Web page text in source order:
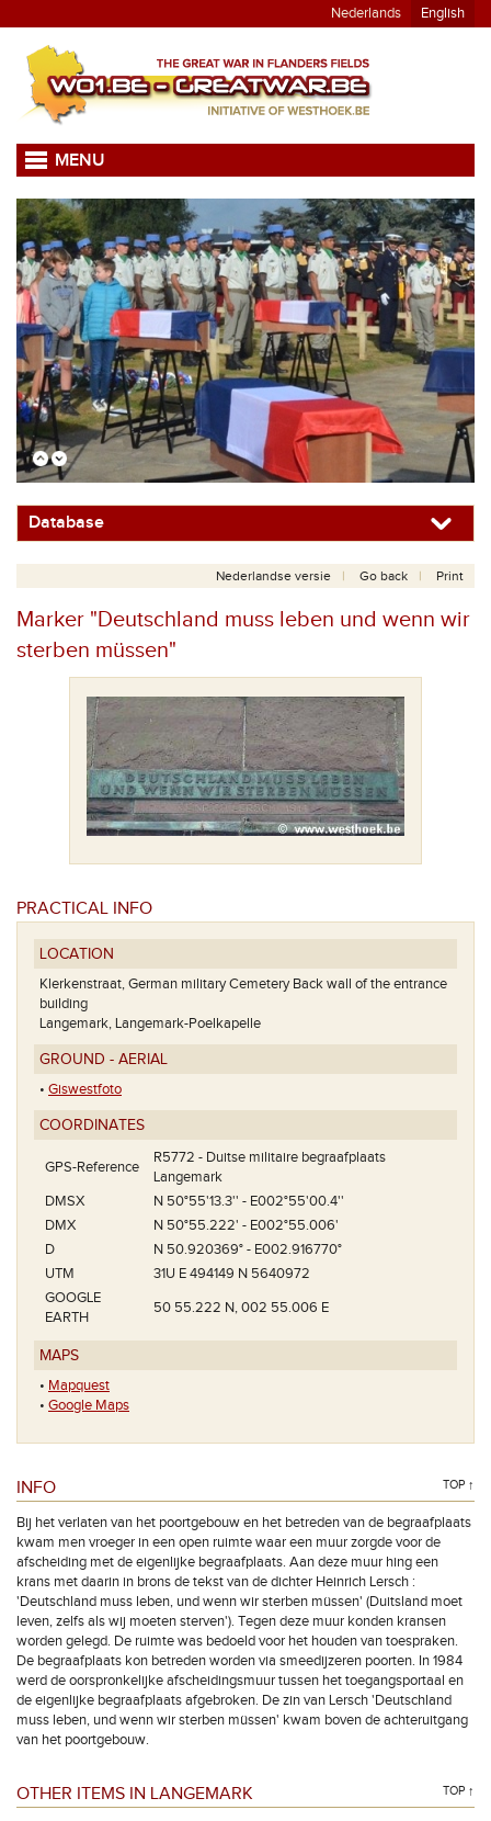
Nederlands English
MENU
Database
Nederlandse versie Go back Print
Marker "Deutschland muss leben und wenn wir
sterben müssen"
PRACTICAL INFO
LOCATION
Klerkenstraat, German military Cemetery Back wall of the entrance
building
Langemark, Langemark-Poelkapelle
GROUND - AERIAL
• Giswestfoto
COORDINATES
GPS-Reference
R5772 - Duitse militaire begraafplaats
Langemark
DMSX
N 50°55'13.3'' - E002°55'00.4''
DMX
N 50°55.222' - E002°55.006'
D
N 50.920369° - E002.916770°
UTM
31U E 494149 N 5640972
GOOGLE
EARTH
50 55.222 N, 002 55.006 E
MAPS
• Mapquest
• Google Maps
INFO TOP ↑
Bij het verlaten van het poortgebouw en het betreden van de begraafplaats
kwam men vroeger in een open ruimte waar een muur zorgde voor de
afscheiding met de eigenlijke begraafplaats. Aan deze muur hing een
krans met daarin in brons de tekst van de dichter Heinrich Lersch :
'Deutschland muss leben, und wenn wir sterben müssen' (Duitsland moet
leven, zelfs als wij moeten sterven'). Tegen deze muur konden kransen
worden gelegd. De ruimte was bedoeld voor het houden van toespraken.
De begraafplaats kon betreden worden via smeedijzeren poorten. In 1984
werd de oorspronkelijke afscheidingsmuur tussen het toegangsportaal en
de eigenlijke begraafplaats afgebroken. De zin van Lersch 'Deutschland
muss leben, und wenn wir sterben müssen' kwam boven de achteruitgang
van het poortgebouw.
OTHER ITEMS IN LANGEMARK TOP ↑